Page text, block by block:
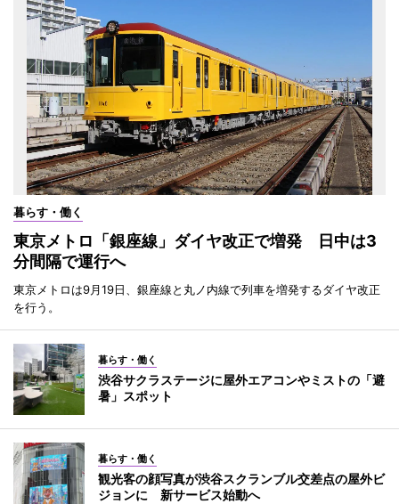
暮らす・働く
東京メトロ「銀座線」ダイヤ改正で増発 日中は3
分間隔で運行へ
東京メトロは9月19日、銀座線と丸ノ内線で列車を増発するダイヤ改正
を行う。
暮らす・働く
渋谷サクラステージに屋外エアコンやミストの「避
暑」スポット
暮らす・働く
観光客の顔写真が渋谷スクランブル交差点の屋外ビ
ジョンに 新サービス始動へ